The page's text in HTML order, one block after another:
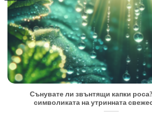
Сънувате ли звънтящи капки
символиката на утринната